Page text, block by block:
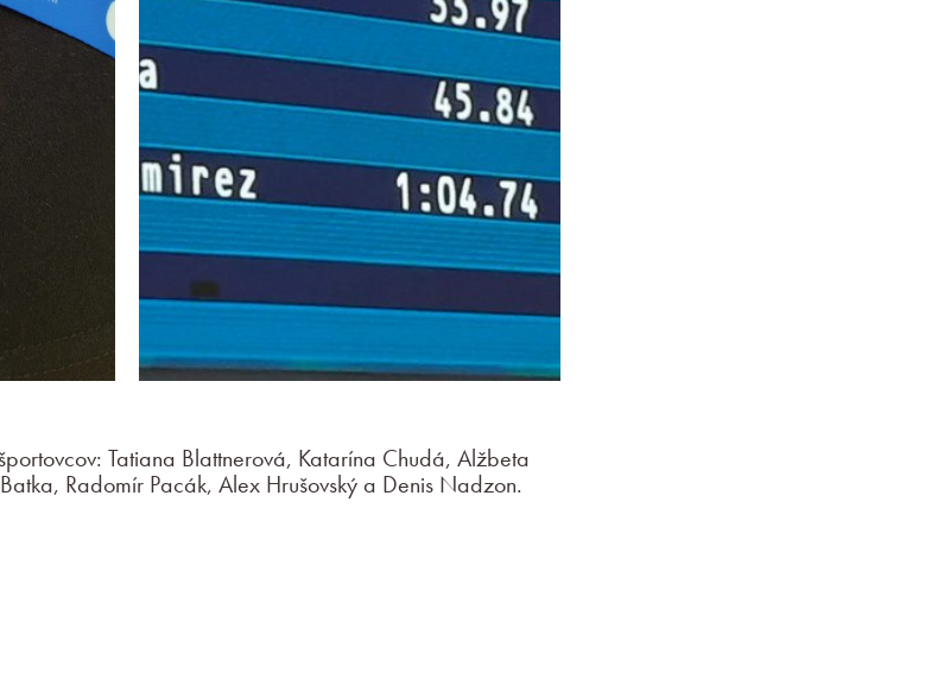
Tatiana Blattnerová, Katarína Chudá, Alžbeta
Radomír Pacák, Alex Hrušovský a Denis Nadzon.